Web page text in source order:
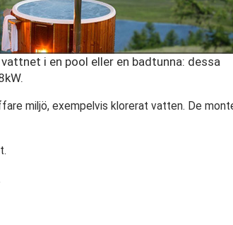
i en pool eller en badtunna: dessa
miljö, exempelvis klorerat vatten. De